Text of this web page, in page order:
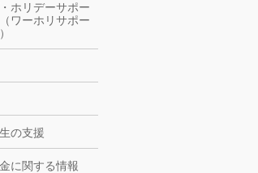
ホリデーサポー
ワーホリサポー
の支援
に関する情報